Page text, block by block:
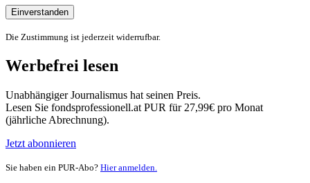
Einverstanden
Die Zustimmung ist jederzeit widerrufbar.
Werbefrei lesen
Unabhängiger Journalismus hat seinen Preis.
Lesen Sie fondsprofessionell.at PUR für 27,99€ pro Monat
(jährliche Abrechnung).
Jetzt abonnieren
Sie haben ein PUR-Abo? Hier anmelden.